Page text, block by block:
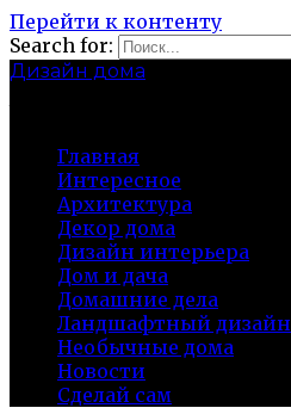
Перейти к контенту
Search for:
Дизайн дома
Главная
Интересное
Архитектура
Декор дома
Дизайн интерьера
Дом и дача
Домашние дела
Ландшафтный дизайн
Необычные дома
Новости
Сделай сам